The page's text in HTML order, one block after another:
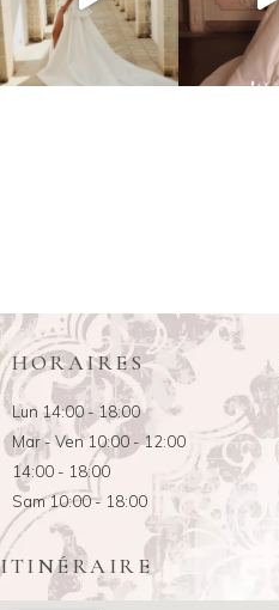
HORAIRES
Lun 14:00 - 18:00
Mar - Ven 10:00 - 12:00
14:00 - 18:00
Sam 10:00 - 18:00
ITINÉRAIRE